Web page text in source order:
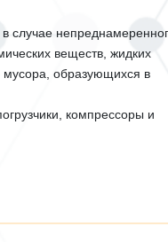
случае
веществ, жидких
мусора, образующихся в
компрессоры и